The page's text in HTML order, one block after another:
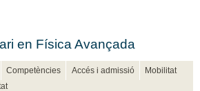
en Física Avançada
Competències Accés i admissió
Mobilitat